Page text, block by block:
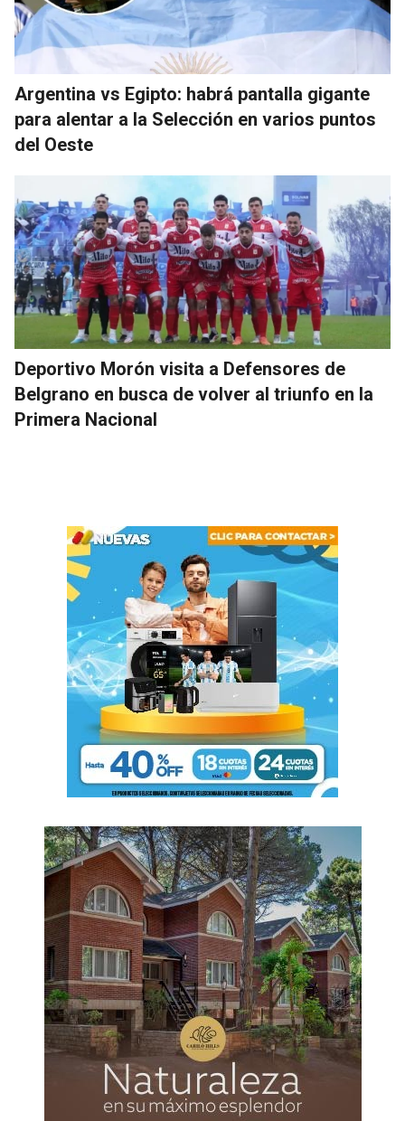
Argentina vs Egipto: habrá pantalla gigante
para alentar a la Selección en varios puntos
del Oeste
Deportivo Morón visita a Defensores de
Belgrano en busca de volver al triunfo en la
Primera Nacional